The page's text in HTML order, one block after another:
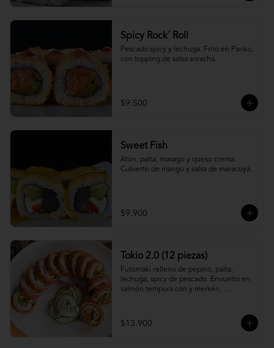
Spicy Rock´ Roll
Pescado spicy y lechuga. Frito en Panko,
con topping de salsa sriracha.
$9.500
Sweet Fish
Atún, palta, masago y queso crema.
Cubierto de mango y salsa de maracuyá.
$9.900
Tokio 2.0 (12 piezas)
Futomaki relleno de pepino, palta,
lechuga, spicy de pescado. Envuelto en
salmón tempura con y merkén,
$13.900